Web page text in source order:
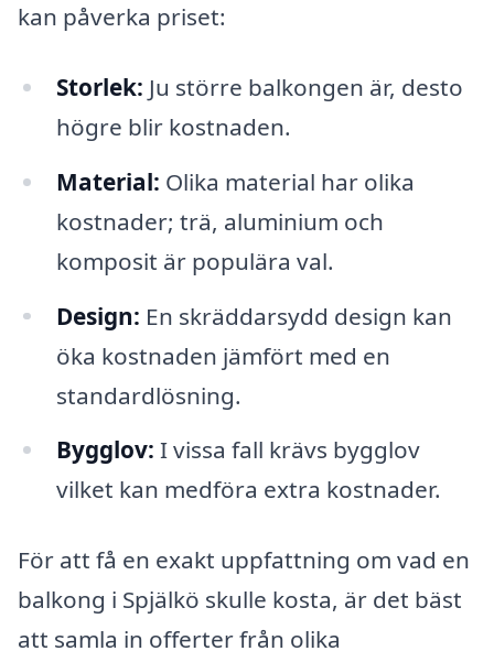
kan påverka priset:
Storlek: Ju större balkongen är, desto
högre blir kostnaden.
Material: Olika material har olika
kostnader; trä, aluminium och
komposit är populära val.
Design: En skräddarsydd design kan
öka kostnaden jämfört med en
standardlösning.
Bygglov: I vissa fall krävs bygglov
vilket kan medföra extra kostnader.
För att få en exakt uppfattning om vad en
balkong i Spjälkö skulle kosta, är det bäst
att samla in offerter från olika